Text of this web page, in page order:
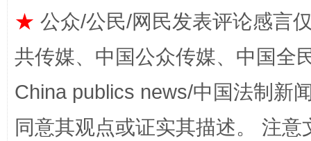
揭批美国五大"原罪" "炒
★ 公众/公民/网民发表评论感言
共传媒、中国公众传媒、中国全
China publics news/中国法制新
同意其观点或证实其描述。 注